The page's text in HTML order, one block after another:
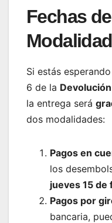
Fechas
Si estás
6 de la
la entrega será
dos modalidades:
Pagos en
los
jueves 15 de
Pagos por
bancaria,